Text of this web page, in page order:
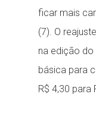
ficar mais
(7). O
na edição do
básica para
R$ 4,30 para